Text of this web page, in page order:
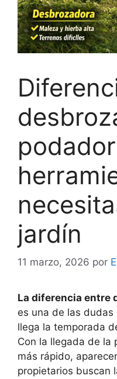
jardín
11 marzo, 2026 por
La diferencia entre
es una de las
llega la temporada
Con la llegada de la
más rápido,
propietarios buscan